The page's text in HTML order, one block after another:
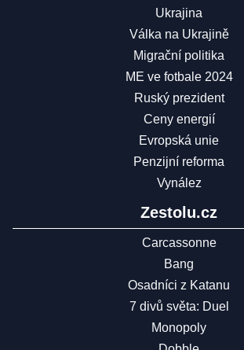
Ukrajina
Válka na Ukrajině
Migrační politika
ME ve fotbale 2024
Ruský prezident
Ceny energií
Evropská unie
Penzijní reforma
Vynález
Zestolu.cz
Carcassonne
Bang
Osadníci z Katanu
7 divů světa: Duel
Monopoly